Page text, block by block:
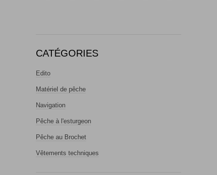
CATÉGORIES
Edito
Matériel de pêche
Navigation
Pêche à l'esturgeon
Pêche au Brochet
Vêtements techniques